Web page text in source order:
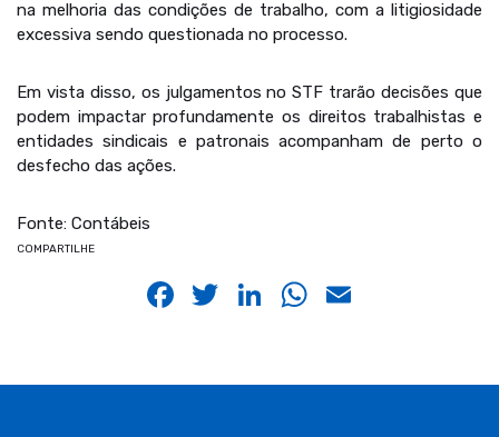
na melhoria das condições de trabalho, com a litigiosidade
excessiva sendo questionada no processo.
Em vista disso, os julgamentos no STF trarão decisões que
podem impactar profundamente os direitos trabalhistas e
entidades sindicais e patronais acompanham de perto o
desfecho das ações.
Fonte: Contábeis
COMPARTILHE
Facebook
Twitter
LinkedIn
WhatsApp